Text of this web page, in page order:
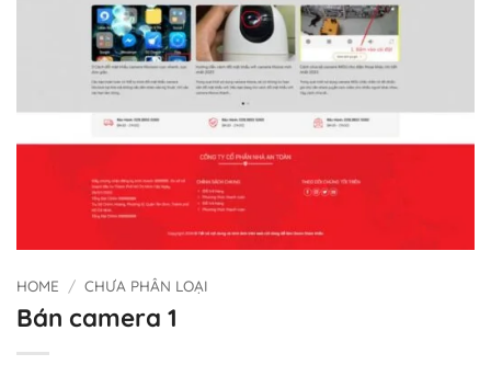
HOME / CHƯA PHÂN LOẠI
Bán camera 1